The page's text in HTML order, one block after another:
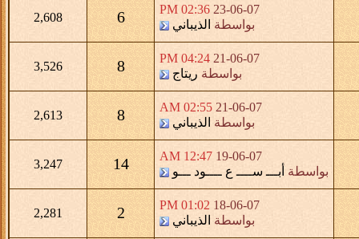
23-06-07
02:36 PM
بواسطة الذيباني 6
2,608
21-06-07
04:24 PM
بواسطة ريتاج 8
3,526
21-06-07
02:55 AM
بواسطة الذيباني 8
2,613
19-06-07
12:47 AM
بواسطة أبـــ ســــ ع ــــود ـــو 14
3,247
18-06-07
01:02 PM
بواسطة الذيباني 2
2,281